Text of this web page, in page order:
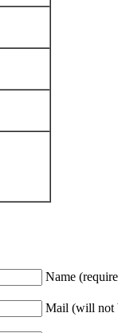
Name
Mail (will not